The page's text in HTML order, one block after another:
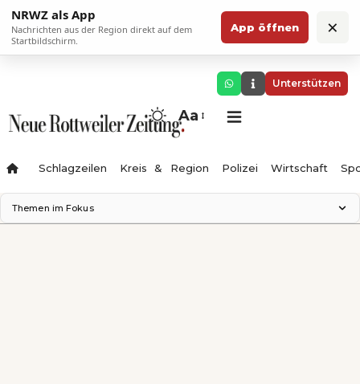
NRWZ als App
Nachrichten aus der Region direkt auf dem
Startbildschirm.
App öffnen ×
Unterstützen
Aa
Schlagzeilen Kreis & Region Polizei Wirtschaft
Themen im Fokus